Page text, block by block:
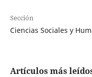
Sección
Ciencias Sociales y
Artículos más